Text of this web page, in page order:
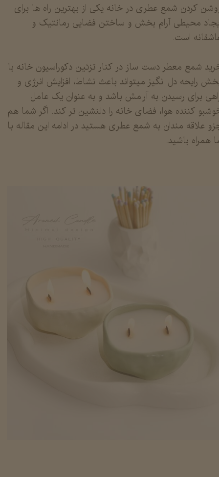
کردن شمع عطری در خانه یکی از بهترین راه ها برای
محیطی آرام بخش و ساختن فضایی رمانتیک و
است.
شمع معطر دست ساز در کنار تزئین دکوراسیون خانه با
رایحه دل انگیز میتواند باعث نشاط، افزایش انرژی و
برای رسیدن به آرامش باشد و به عنوان یک عامل
کننده هوا، فضای خانه را دلنشین تر کند. اگر شما هم
علاقه مندان به شمع عطری هستید در ادامه این مقاله با
همراه باشید.